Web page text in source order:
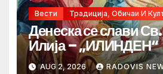
Вести Традиција, Обичаи И
Денеска се слави
Илија – „ИЛИНДЕН“
AUG 2, 2026 RADOVIS